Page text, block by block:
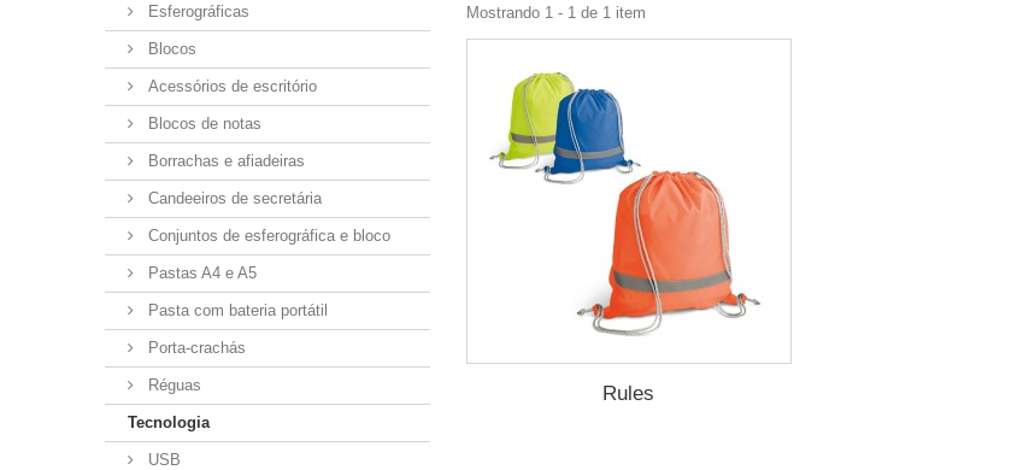
Esferográficas
Blocos
Acessórios de escritório
Blocos de notas
Borrachas e afiadeiras
Candeeiros de secretária
Conjuntos de esferográfica e bloco
Pastas A4 e A5
Pasta com bateria portátil
Porta-crachás
Réguas
Tecnologia
USB
Mostrando 1 - 1 de 1 item
Rules